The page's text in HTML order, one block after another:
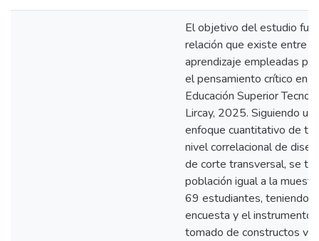
El objetivo del estudio fue
relación que existe entre
aprendizaje empleadas
el pensamiento crítico en
Educación Superior
Lircay, 2025. Siguiendo
enfoque cuantitativo de
nivel correlacional de
de corte transversal, se
población igual a la
69 estudiantes, teniendo
encuesta y el instrumento
tomado de constructos